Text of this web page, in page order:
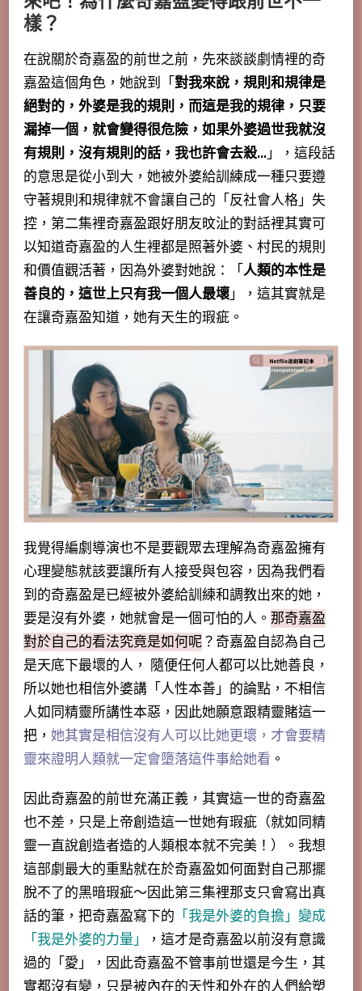
樣？
在說關於奇嘉盈的前世之前，先來談談劇情裡的奇
嘉盈這個角色，她說到「對我來說，規則和規律是
絕對的，外婆是我的規則，而這是我的規律，只要
漏掉一個，就會變得很危險，如果外婆過世我就沒
有規則，沒有規則的話，我也許會去殺…」，這段話
的意思是從小到大，她被外婆給訓練成一種只要遵
守著規則和規律就不會讓自己的「反社會人格」失
控，第二集裡奇嘉盈跟好朋友旼沚的對話裡其實可
以知道奇嘉盈的人生裡都是照著外婆、村民的規則
和價值觀活著，因為外婆對她說：「人類的本性是
善良的，這世上只有我一個人最壞」，這其實就是
在讓奇嘉盈知道，她有天生的瑕疵。
我覺得編劇導演也不是要觀眾去理解為奇嘉盈擁有
心理變態就該要讓所有人接受與包容，因為我們看
到的奇嘉盈是已經被外婆給訓練和調教出來的她，
要是沒有外婆，她就會是一個可怕的人。 那奇嘉盈
對於自己的看法究竟是如何呢？奇嘉盈自認為自己
是天底下最壞的人， 隨便任何人都可以比她善良，
所以她也相信外婆講「人性本善」的論點，不相信
人如同精靈所講性本惡，因此她願意跟精靈賭這一
把， 她其實是相信沒有人可以比她更壞，才會要精
靈來證明人類就一定會墮落這件事給她看 。
因此奇嘉盈的前世充滿正義， 其實這一世的奇嘉盈
也不差，只是上帝創造這一世她有瑕疵（就如同精
靈一直說創造者造的人類根本就不完美！）
。我想
這部劇最大的重點就在於奇嘉盈如何面對自己那擺
脫不了的黑暗瑕疵～因此第三集裡那支只會寫出真
話的筆，把奇嘉盈寫下的 「我是外婆的負擔」變成
「我是外婆的力量」
， 這才是奇嘉盈以前沒有意識
過的「愛」
，因此奇嘉盈不管事前世還是今生，其
實都沒有變，只是被內在的天性和外在的人們給塑